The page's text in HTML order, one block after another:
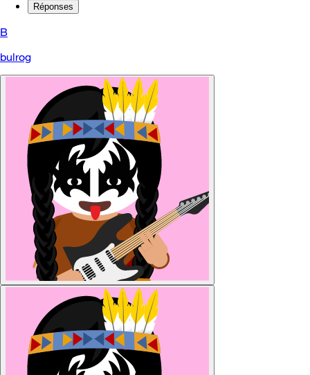
Réponses
B
bulrog